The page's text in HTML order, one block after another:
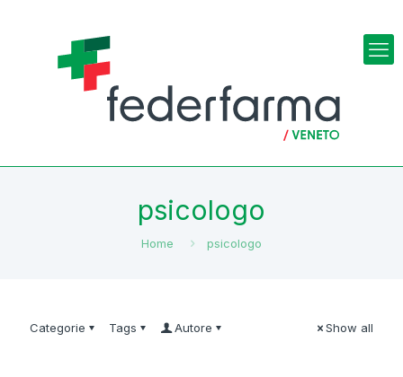
psicologo
Home psicologo
Categorie Tags Autore Show all